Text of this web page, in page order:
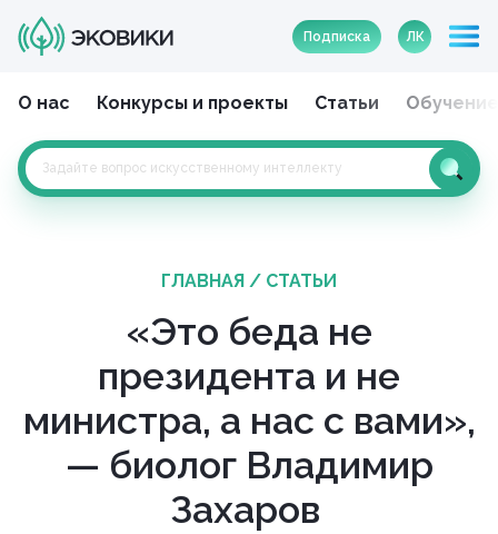
Подписка ЛК
О нас Конкурсы и проекты Статьи Обучение
ГЛАВНАЯ / СТАТЬИ
«Это беда не
президента и не
министра, а нас с вами»,
— биолог Владимир
Захаров